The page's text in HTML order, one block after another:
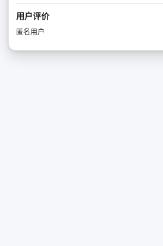
用户评价
匿名用户